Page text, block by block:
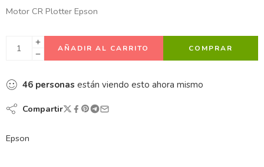
Motor CR Plotter Epson
AÑADIR AL CARRITO COMPRAR
46 personas están viendo esto ahora mismo
Compartir
Epson